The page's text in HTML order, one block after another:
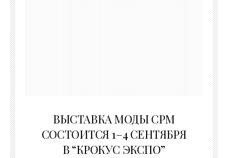
ВЫСТАВКА МОДЫ CPM
СОСТОИТСЯ 1–4 СЕНТЯБРЯ
В “КРОКУС ЭКСПО”